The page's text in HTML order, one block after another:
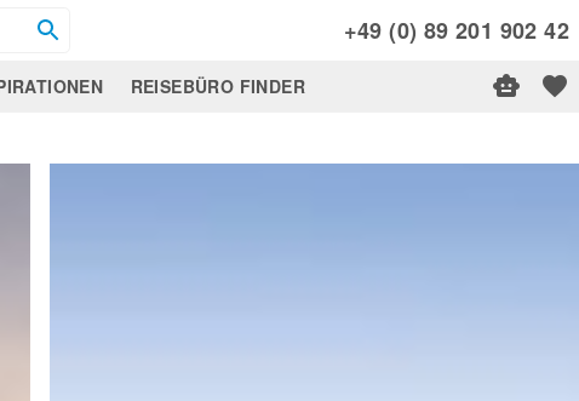
+49 (0) 89 201 902 42
REISEBÜRO FINDER